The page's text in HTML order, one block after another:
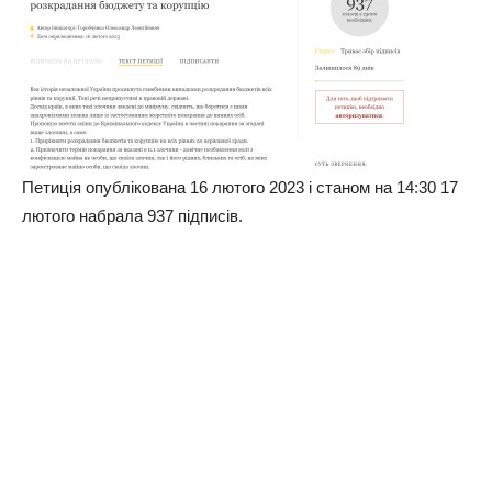
Петиція опублікована 16 лютого 2023 і станом на 14:30 17
лютого набрала 937 підписів.